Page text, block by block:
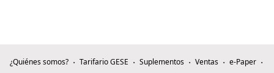
¿Quiénes somos? Tarifario GESE Suplementos Ventas
e-Paper